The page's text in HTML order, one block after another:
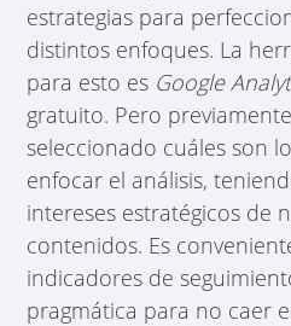
estrategias para
distintos enfoques. La
para esto es Google
gratuito. Pero
seleccionado cuáles son
enfocar el análisis,
intereses estratégicos de
contenidos. Es
indicadores de
pragmática para no caer